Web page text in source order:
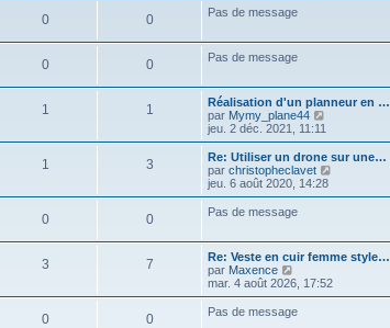
0 0 Pas de message
0 0 Pas de message
1 1
Réalisation d'un planneur en …
par Mymy_plane44
i
r
l
e
i
e
m
e
jeu. 2 déc. 2021, 11:11
1 3
Re: Utiliser un drone sur une…
par christopheclavet
i
d
e
n
i
jeu. 6 août 2020, 14:28
0 0 Pas de message
3 7
Re: Veste en cuir femme style…
par Maxence
o
i
r
mar. 4 août 2026, 17:52
0 0 Pas de message